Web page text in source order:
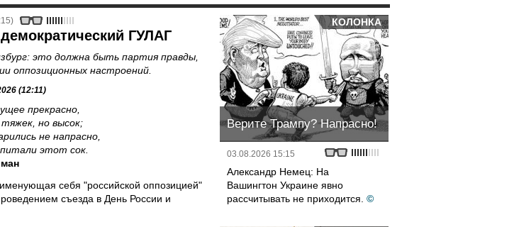
ГУЛАГ
это должна быть партия правды,
оппозиционных настроений.
(12:11)
прекрасно,
но высок;
не напрасно,
этот сок.
себя "российской оппозицией"
съезда в День России и
КОЛОНКА
Верите Трампу? Напрасно!
03.08.2026 15:15
Александр Немец: На
Вашингтон Украине явно
рассчитывать не приходится. ©